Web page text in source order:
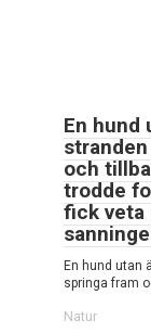
En hund
och
trodde
fick veta
En hund utan
springa fram
Natur